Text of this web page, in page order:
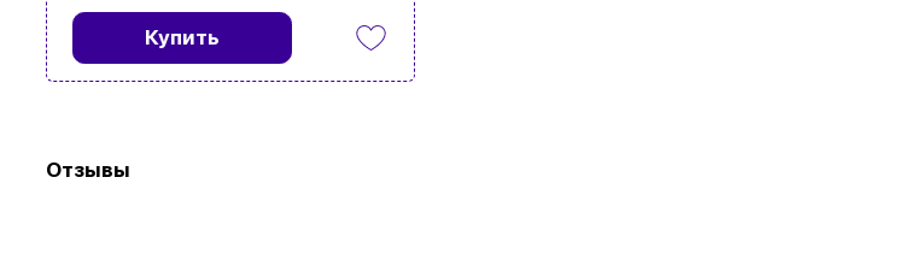
Купить
Отзывы